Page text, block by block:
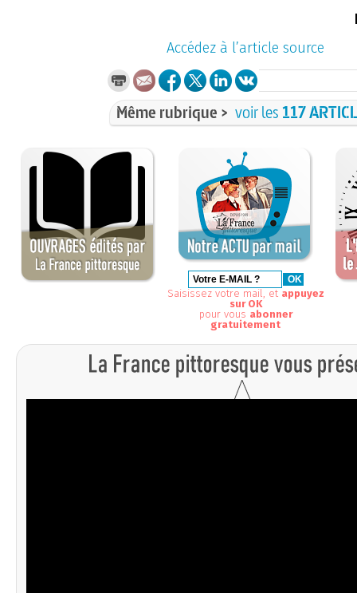
Accédez à l’article source
Même rubrique > voir les 117
Saisissez votre mail, et appuyez
sur OK
pour vous abonner
gratuitement